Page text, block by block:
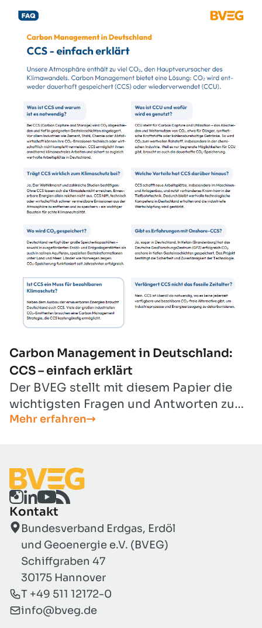
Tiefengeothermie und Lithium für eine
erfolgreiche Transformation immer
wichtiger
Carbon Management in Deutschland:
CCS – einfach erklärt
Der BVEG stellt mit diesem Papier die
wichtigsten Fragen und Antworten zu
Carbon Management und CCS kompakt
welche Rolle sie für den Klimaschutz und
die Industrie spielt.
Mehr erfahren
Kontakt
Bundesverband Erdgas, Erdöl
und Geoenergie e.V. (BVEG)
Schiffgraben 47
30175 Hannover
T +49 511 12172-0
info@bveg.de